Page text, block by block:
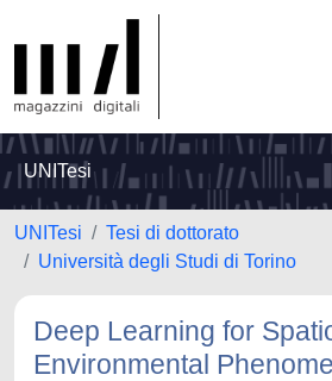
UNITesi
UNITesi
Tesi di dottorato
Università degli Studi di Torino
Deep Learning for
Environmental